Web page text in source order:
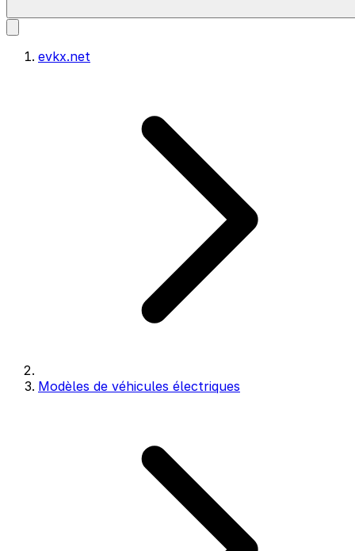
evkx.net
Modèles de véhicules électriques